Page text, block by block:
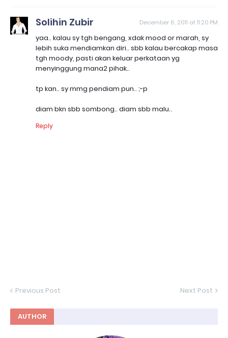
Solihin Zubir December 6, 2011 at 11:20 PM
yaa.. kalau sy tgh bengang, xdak mood or marah, sy
lebih suka mendiamkan diri.. sbb kalau bercakap masa
tgh moody, pasti akan keluar perkataan yg
menyinggung mana2 pihak..
tp kan.. sy mmg pendiam pun.. ;-p
diam bkn sbb sombong.. diam sbb malu..
Reply
Previous Post Next Post
AUTHOR